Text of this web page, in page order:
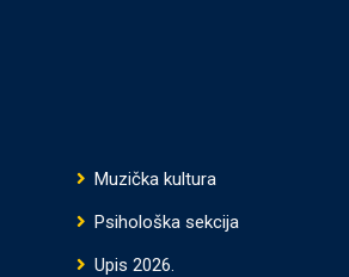
Muzička kultura
Psihološka sekcija
Upis 2026.